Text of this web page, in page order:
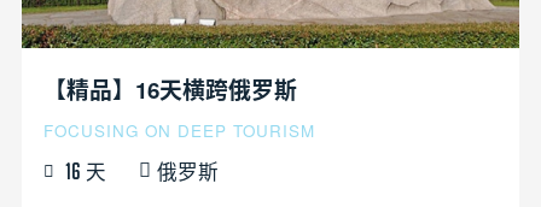
【精品】16天横跨俄罗斯
FOCUSING ON DEEP TOURISM
16 天 俄罗斯